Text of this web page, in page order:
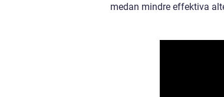
medan mindre effektiva